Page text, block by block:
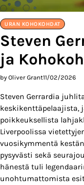
URAN KOHOKOHDAT
Steven
ja
by Oliver Grant11/02/2026
Steven Gerrardia
keskikenttäpelaajista,
poikkeuksellista
Liverpoolissa
vuosikymmentä
pysyvästi sekä
hänestä tuli
unohtumattomista